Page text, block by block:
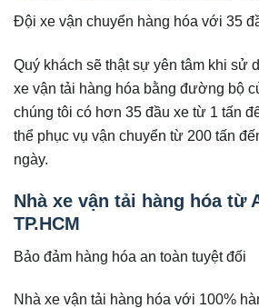
Đội xe vận chuyển hàng hóa với 35
Quý khách sẽ thật sự yên tâm khi sử
xe vận tải hàng hóa bằng đường bộ
chúng tôi có hơn 35 đầu xe từ 1 tấn
thể phục vụ vận chuyển từ 200 tấn
ngày.
Nhà xe vận tải hàng hóa từ
TP.HCM
Bảo đảm hàng hóa an toàn tuyệt đối
Nhà xe vận tải hàng hóa với 100%